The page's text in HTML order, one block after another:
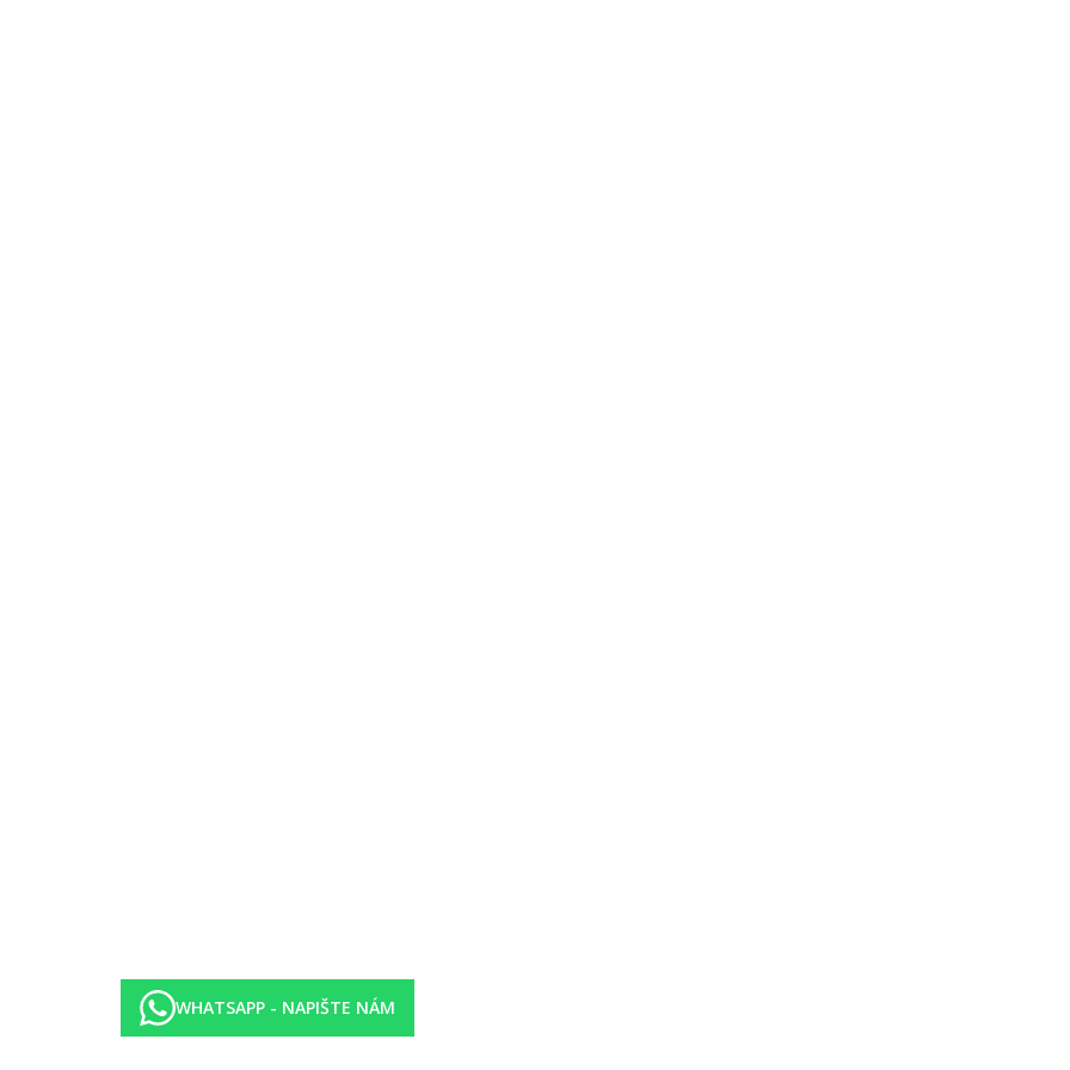
hostů se stará restaurace (klimatizovaná). Wi-Fi je hotelovým hostům k dispozici zdarma. Pokojový servis, služba praní prádla a služba
sejfem (zdarma) a satelit.TV s plochou obrazovkou s místními kanály a také centrálně řízenou klimatizací.
WHATSAPP - NAPIŠTE NÁM